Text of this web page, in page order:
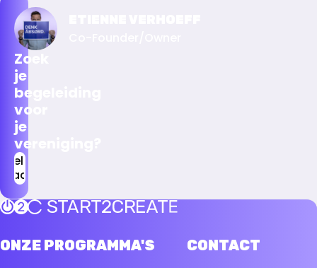
Zoek
je
begeleiding
voor
je
vereniging?
Stel je
vraag!
Terug naar de startpagina
ONZE PROGRAMMA'S CONTACT